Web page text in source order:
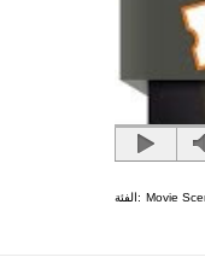
الفئة: Movie